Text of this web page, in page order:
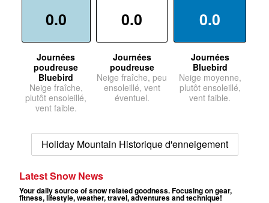
0.0
Journées
poudreuse
Bluebird
Neige fraîche,
plutôt ensoleillé,
vent faible.
0.0
Journées
poudreuse
Neige fraîche, peu
ensoleillé, vent
éventuel.
0.0
Journées
Bluebird
Neige moyenne,
plutôt ensoleillé,
vent faible.
Holiday Mountain Historique d'enneigement